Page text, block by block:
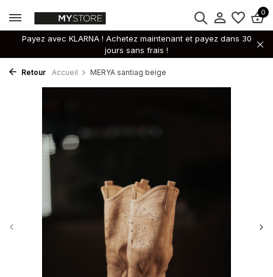
0
Payez avec KLARNA ! Achetez maintenant et payez dans 30
jours sans frais !
Retour Accueil MERYA santiag beige